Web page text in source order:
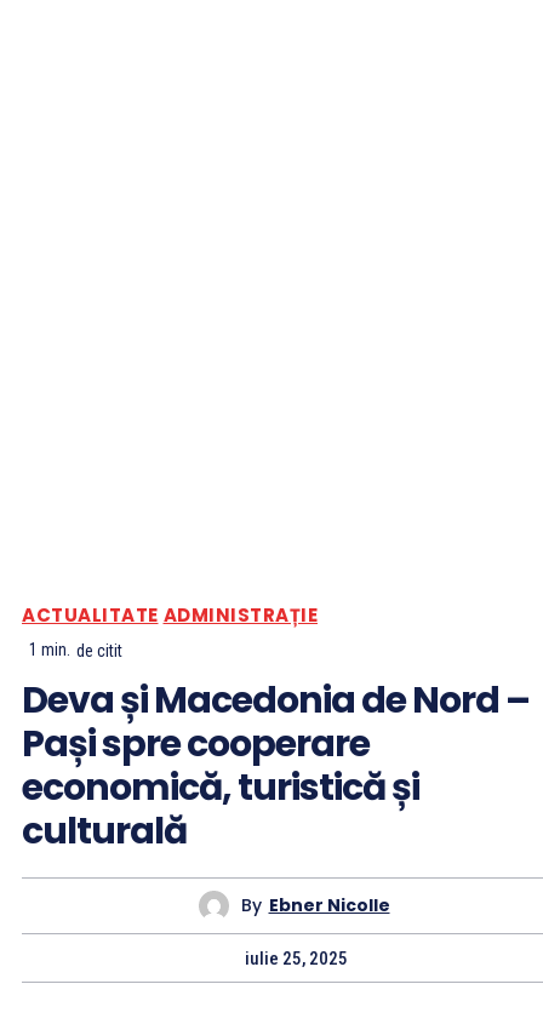
ACTUALITATE ADMINISTRAȚIE
1 min. de citit
Deva și Macedonia de Nord –
Pași spre cooperare
economică, turistică și
culturală
By Ebner Nicolle
iulie 25, 2025